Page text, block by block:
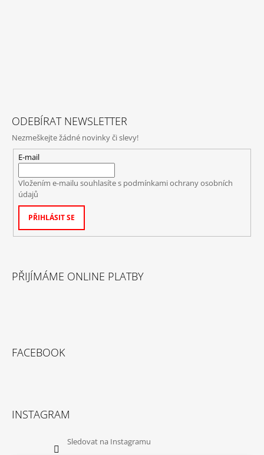
ODEBÍRAT NEWSLETTER
Nezmeškejte žádné novinky či slevy!
E-mail
Vložením e-mailu souhlasíte s podmínkami ochrany osobních
údajů
PŘIHLÁSIT SE
PŘIJÍMÁME ONLINE PLATBY
FACEBOOK
INSTAGRAM
Sledovat na Instagramu